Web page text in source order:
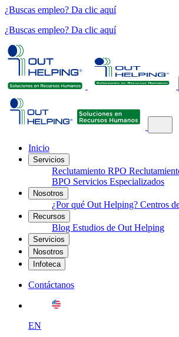
¿Buscas empleo? Da clic aquí
¿Buscas empleo? Da clic aquí
Inicio
Servicios
Reclutamiento RPO
BPO Servicios Especializados
Nosotros
¿Por qué Out Helping? Centros
Recursos
Blog Estudios de Out Helping
Servicios
Nosotros
Infoteca
Contáctanos
EN